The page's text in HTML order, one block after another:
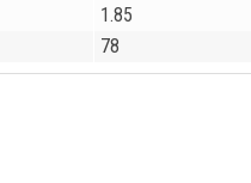
1.85
78